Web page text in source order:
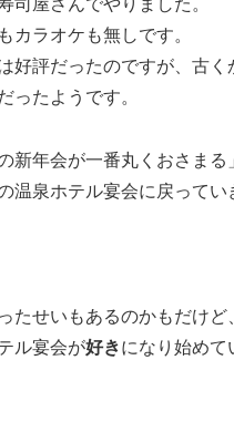
司屋さんでやりました。
カラオケも無しです。
好評だったのですが、古く
ったようです。
新年会が一番丸くおさま
温泉ホテル宴会に戻ってい
たせいもあるのかもだけど
ル宴会が好きになり始めて